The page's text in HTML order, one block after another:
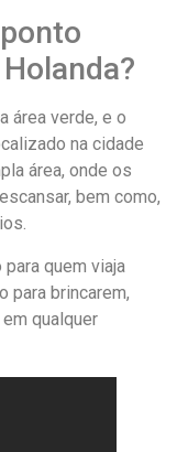
área verde, e o
na cidade
área, onde os
bem como,
quem viaja
para brincarem,
qualquer